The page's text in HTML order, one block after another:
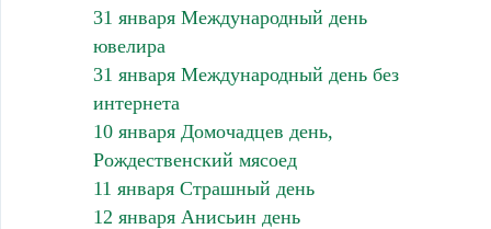
31 января Международный день
ювелира
31 января Международный день без
интернета
10 января Домочадцев день,
Рождественский мясоед
11 января Страшный день
12 января Анисьин день